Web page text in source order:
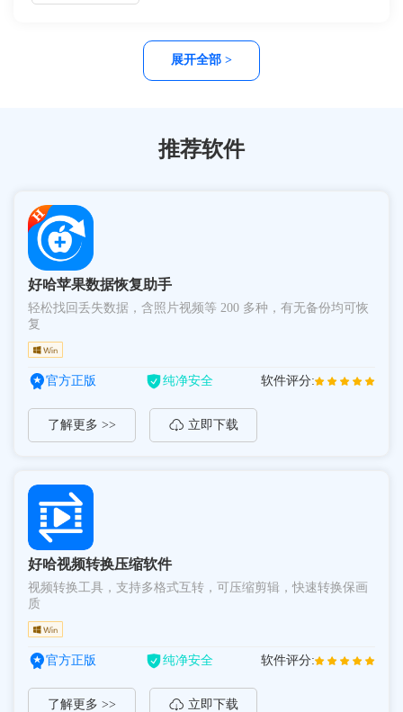
是非常丰富的！因为我试用过接近20个电脑录屏工具（不要问
我为什么这么做~）。那么接下来，我就告诉你，电脑录屏工
展开全部 >
推荐软件
好哈苹果数据恢复助手
轻松找回丢失数据，含照片视频等 200 多种，有无备份均可恢
复
官方正版 纯净安全 软件评分:
了解更多 >> 立即下载
好哈视频转换压缩软件
视频转换工具，支持多格式互转，可压缩剪辑，快速转换保画
质
官方正版 纯净安全 软件评分:
了解更多 >> 立即下载